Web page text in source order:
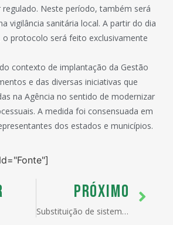
Neste período, também será
vigilância sanitária local. A partir do dia
o protocolo será feito exclusivamente
contexto de implantação da Gestão
e das diversas iniciativas que
na Agência no sentido de modernizar
A medida foi consensuada em
dos estados e municípios.
PRÓXIMO
Substituição de sistema de registro de exportações é adiada para o fim do mês